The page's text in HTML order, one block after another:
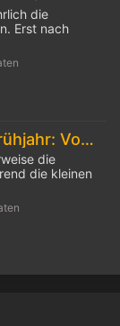
die
Erst nach
Feuchtes Wetter im Frühjahr: Vorsicht Zecken!
die
die kleinen